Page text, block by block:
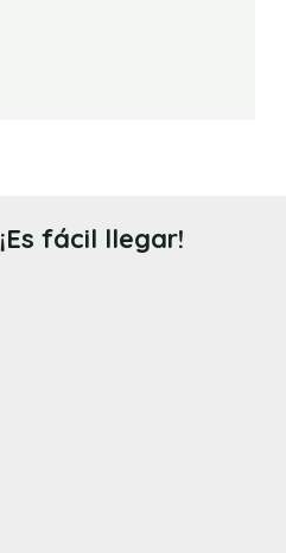
¡Es fácil llegar!